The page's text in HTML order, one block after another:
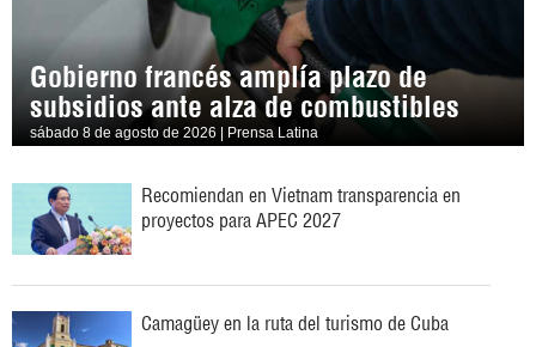
Gobierno francés amplía plazo de
subsidios ante alza de combustibles
sábado 8 de agosto de 2026 | Prensa Latina
Recomiendan en Vietnam transparencia en
proyectos para APEC 2027
Camagüey en la ruta del turismo de Cuba